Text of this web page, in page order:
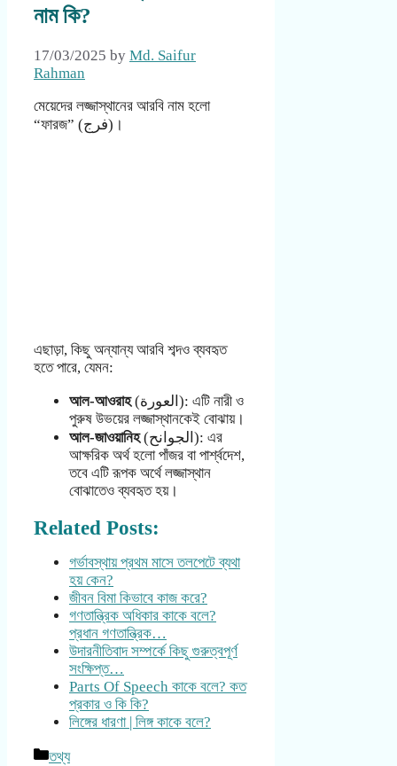
নাম কি?
17/03/2025 by Md. Saifur
Rahman
মেয়েদের লজ্জাস্থানের আরবি নাম হলো
“ফারজ” (فرج)।
এছাড়া, কিছু অন্যান্য আরবি শব্দও ব্যবহৃত
হতে পারে, যেমন:
আল-আওরাহ(العورة): এটি নারী ও
পুরুষ উভয়ের লজ্জাস্থানকেই বোঝায়।
আল-জাওয়ানিহ(الجوانح): এর
আক্ষরিক অর্থ হলো পাঁজর বা পার্শ্বদেশ,
তবে এটি রূপক অর্থে লজ্জাস্থান
বোঝাতেও ব্যবহৃত হয়।
Related Posts:
গর্ভাবস্থায় প্রথম মাসে তলপেটে ব্যথা
হয় কেন?
জীবন বিমা কিভাবে কাজ করে?
গণতান্ত্রিক অধিকার কাকে বলে?
প্রধান গণতান্ত্রিক…
উদারনীতিবাদ সম্পর্কে কিছু গুরুত্বপূর্ণ
সংক্ষিপ্ত…
Parts Of Speech কাকে বলে? কত
প্রকার ও কি কি?
লিঙ্গের ধারণা | লিঙ্গ কাকে বলে?
Categories
তথ্য